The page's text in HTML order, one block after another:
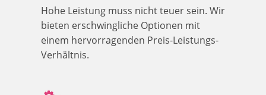
Hohe Leistung muss nicht teuer sein. Wir
bieten erschwingliche Optionen mit
einem hervorragenden Preis-Leistungs-
Verhältnis.